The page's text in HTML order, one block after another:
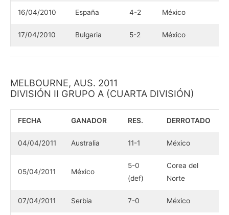
16/04/2010 España 4-2 México
17/04/2010 Bulgaria 5-2 México
MELBOURNE, AUS. 2011
DIVISIÓN II GRUPO A (CUARTA DIVISIÓN)
FECHA GANADOR RES. DERROTADO
04/04/2011 Australia 11-1 México
05/04/2011 México
5-0
(def)
Corea del
Norte
07/04/2011 Serbia 7-0 México